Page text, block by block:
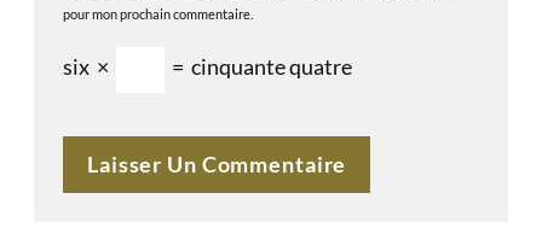
pour mon prochain commentaire.
six × = cinquante quatre